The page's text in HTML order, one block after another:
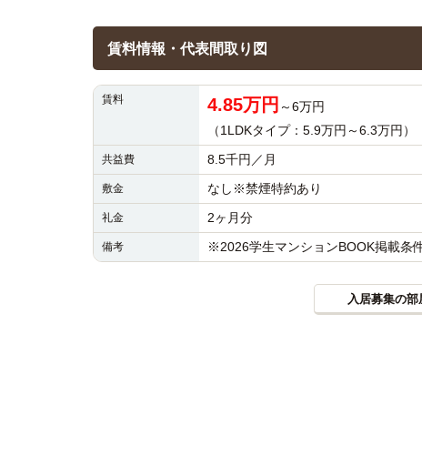
賃料情報・代表間取り図
賃料 4.85万円 ～6万円
（1LDKタイプ：5.9万円～6.3万円）
共益費 8.5千円／月
敷金 なし※禁煙特約あり
礼金 2ヶ月分
備考 ※2026学生マンションBOOK掲載条
入居募集の部